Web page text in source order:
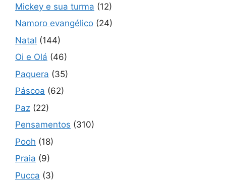
Mickey e sua turma (12)
Namoro evangélico (24)
Natal (144)
Oi e Olá (46)
Paquera (35)
Páscoa (62)
Paz (22)
Pensamentos (310)
Pooh (18)
Praia (9)
Pucca (3)